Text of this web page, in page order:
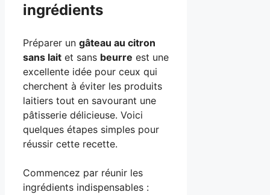
ingrédients
Préparer un gâteau au citron
sans lait et sans beurre est une
excellente idée pour ceux qui
cherchent à éviter les produits
laitiers tout en savourant une
pâtisserie délicieuse. Voici
quelques étapes simples pour
réussir cette recette.
Commencez par réunir les
ingrédients indispensables :